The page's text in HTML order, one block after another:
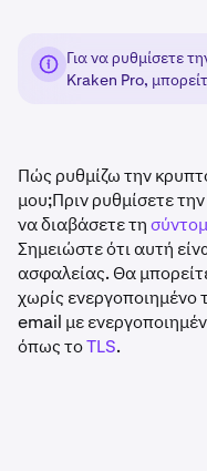
Για να ρυθμίσετε
Kraken Pro,
Πώς ρυθμίζω την
μου;Πριν ρυθμίσετε
να διαβάσετε τη
Σημειώστε ότι αυτή
ασφαλείας. Θα
χωρίς ενεργοποιημένο
email με
όπως τοTLS.